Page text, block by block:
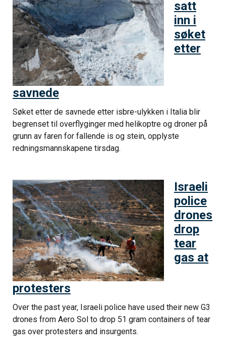
satt
inn i
søket
etter
savnede
Søket etter de savnede etter isbre-ulykken i Italia blir
begrenset til overflyginger med helikoptre og droner på
grunn av faren for fallende is og stein, opplyste
redningsmannskapene tirsdag.
Israeli
police
drones
drop
tear
gas at
protesters
Over the past year, Israeli police have used their new G3
drones from Aero Sol to drop 51 gram containers of tear
gas over protesters and insurgents.